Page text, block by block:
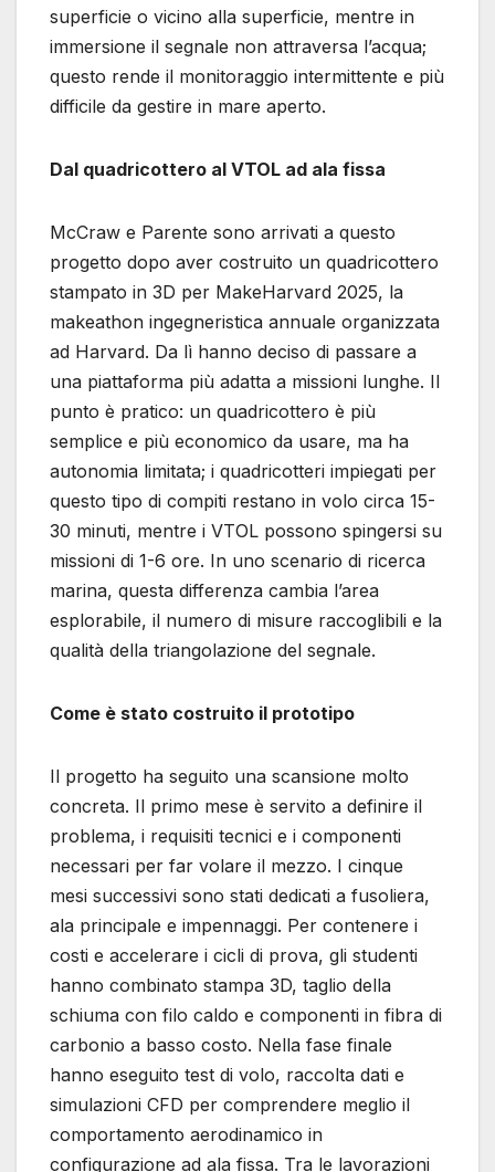
superficie o vicino alla superficie, mentre in
immersione il segnale non attraversa l’acqua;
questo rende il monitoraggio intermittente e più
difficile da gestire in mare aperto.
Dal quadricottero al VTOL ad ala fissa
McCraw e Parente sono arrivati a questo
progetto dopo aver costruito un quadricottero
stampato in 3D per MakeHarvard 2025, la
makeathon ingegneristica annuale organizzata
ad Harvard. Da lì hanno deciso di passare a
una piattaforma più adatta a missioni lunghe. Il
punto è pratico: un quadricottero è più
semplice e più economico da usare, ma ha
autonomia limitata; i quadricotteri impiegati per
questo tipo di compiti restano in volo circa 15-
30 minuti, mentre i VTOL possono spingersi su
missioni di 1-6 ore. In uno scenario di ricerca
marina, questa differenza cambia l’area
esplorabile, il numero di misure raccoglibili e la
qualità della triangolazione del segnale.
Come è stato costruito il prototipo
Il progetto ha seguito una scansione molto
concreta. Il primo mese è servito a definire il
problema, i requisiti tecnici e i componenti
necessari per far volare il mezzo. I cinque
mesi successivi sono stati dedicati a fusoliera,
ala principale e impennaggi. Per contenere i
costi e accelerare i cicli di prova, gli studenti
hanno combinato stampa 3D, taglio della
schiuma con filo caldo e componenti in fibra di
carbonio a basso costo. Nella fase finale
hanno eseguito test di volo, raccolta dati e
simulazioni CFD per comprendere meglio il
comportamento aerodinamico in
configurazione ad ala fissa. Tra le lavorazioni